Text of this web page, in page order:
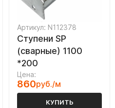
Артикул: N112378
Ступени SP
(сварные) 1100
*200
Цена:
860руб./м
КУПИТЬ